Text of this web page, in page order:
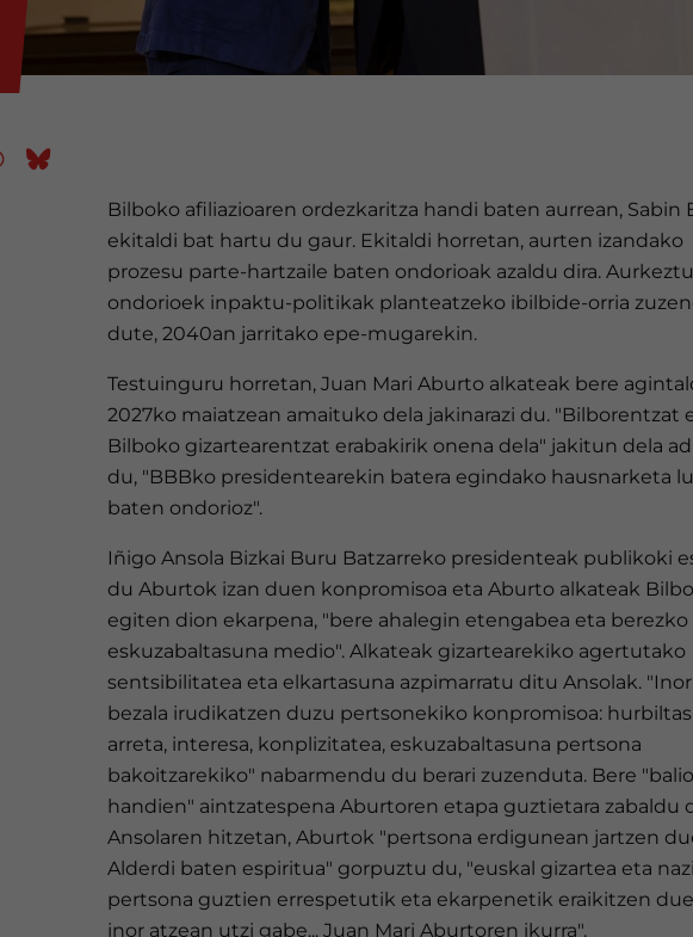
Bilboko afiliazioaren ordezkaritza handi baten aurrean, Sabin
ekitaldi bat hartu du gaur. Ekitaldi horretan, aurten izandako
prozesu parte-hartzaile baten ondorioak azaldu dira.
ondorioek inpaktu-politikak planteatzeko ibilbide-orria
dute, 2040an jarritako epe-mugarekin.
Testuinguru horretan, Juan Mari Aburto alkateak bere
2027ko maiatzean amaituko dela jakinarazi du. "Bilborentzat
Bilboko gizartearentzat erabakirik onena dela" jakitun dela
du, "BBBko presidentearekin batera egindako hausnarketa
baten ondorioz".
Iñigo Ansola Bizkai Buru Batzarreko presidenteak publikoki
du Aburtok izan duen konpromisoa eta Aburto alkateak
egiten dion ekarpena, "bere ahalegin etengabea eta berezko
eskuzabaltasuna medio". Alkateak gizartearekiko agertutako
sentsibilitatea eta elkartasuna azpimarratu ditu Ansolak.
bezala irudikatzen duzu pertsonekiko konpromisoa:
arreta, interesa, konplizitatea, eskuzabaltasuna pertsona
bakoitzarekiko" nabarmendu du berari zuzenduta. Bere "balio
handien" aintzatespena Aburtoren etapa guztietara zabaldu
Ansolaren hitzetan, Aburtok "pertsona erdigunean jartzen
Alderdi baten espiritua" gorpuztu du, "euskal gizartea eta
pertsona guztien errespetutik eta ekarpenetik eraikitzen
inor atzean utzi gabe... Juan Mari Aburtoren ikurra".